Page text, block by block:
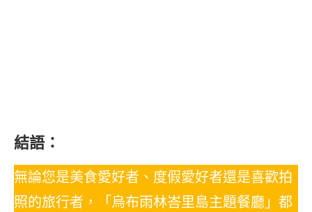
結語：
無論您是美食愛好者、度假愛好者還是喜歡拍
照的旅行者，「烏布雨林峇里島主題餐廳」都